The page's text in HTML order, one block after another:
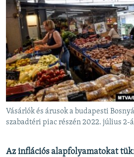
DEMOKRÁCIA
A PÉNZ NYOMÁBAN
EURÓPAI UNIÓ
VILÁG
KLÍMAVÁLTOZÁS
A MÚLT TANULSÁGAI
KÖVESSEN MINKET!
Vásárlók és árusok a budapesti
szabadtéri piac részén 2022. július 2-
Az inflációs alapfolyamatokat